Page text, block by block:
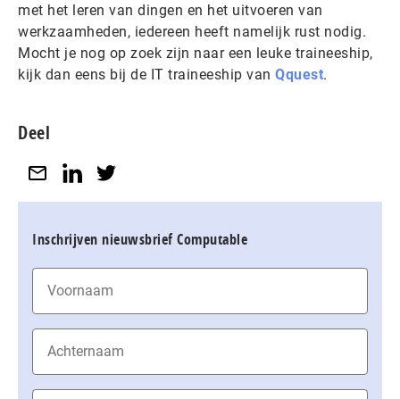
met het leren van dingen en het uitvoeren van
werkzaamheden, iedereen heeft namelijk rust nodig.
Mocht je nog op zoek zijn naar een leuke traineeship,
kijk dan eens bij de IT traineeship van Qquest.
Deel
Inschrijven nieuwsbrief Computable